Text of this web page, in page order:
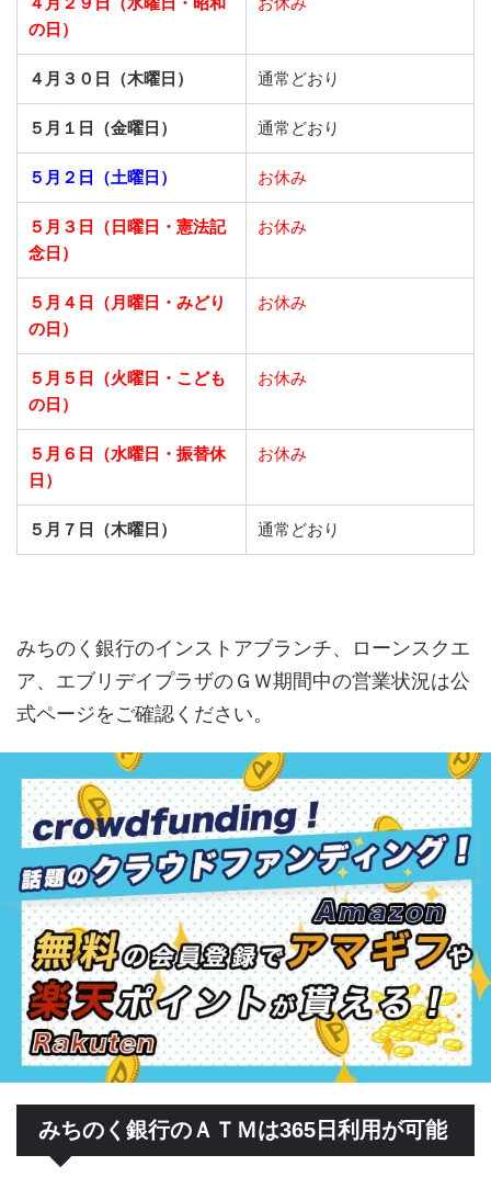
の日）
４月３０日（木曜日） 通常どおり
５月１日（金曜日） 通常どおり
５月２日（土曜日） お休み
５月３日（日曜日・憲法記
念日）
お休み
５月４日（月曜日・みどり
の日）
お休み
５月５日（火曜日・こども
の日）
お休み
５月６日（水曜日・振替休
日）
お休み
５月７日（木曜日） 通常どおり
みちのく銀行のインストアブランチ、ローンスクエ
ア、エブリデイプラザのＧＷ期間中の営業状況は公
式ページをご確認ください。
みちのく銀行のＡＴＭは365日利用が可能